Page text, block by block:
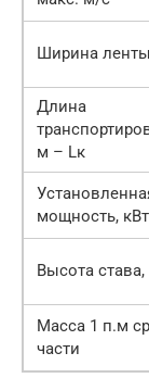
Ширина
Длина
м – Lк
мощность, кВт
Высота
Масса 1 п.м
части